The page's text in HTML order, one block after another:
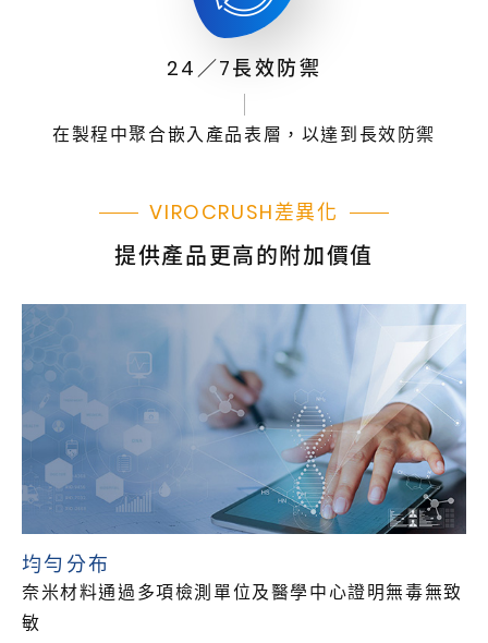
24／7長效防禦
在製程中聚合嵌入產品表層，以達到長效防禦
VIROCRUSH差異化
提供產品更高的附加價值
均勻分布
奈米材料通過多項檢測單位及醫學中心證明無毒無致
敏